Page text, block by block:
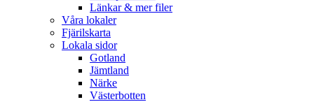
Länkar & mer filer
Våra lokaler
Fjärilskarta
Lokala sidor
Gotland
Jämtland
Närke
Västerbotten